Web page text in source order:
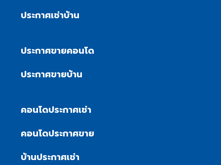
ประกาศเช่าบ้าน
ประกาศขายคอนโด
ประกาศขายบ้าน
คอนโดประกาศเช่า
คอนโดประกาศขาย
บ้านประกาศเช่า